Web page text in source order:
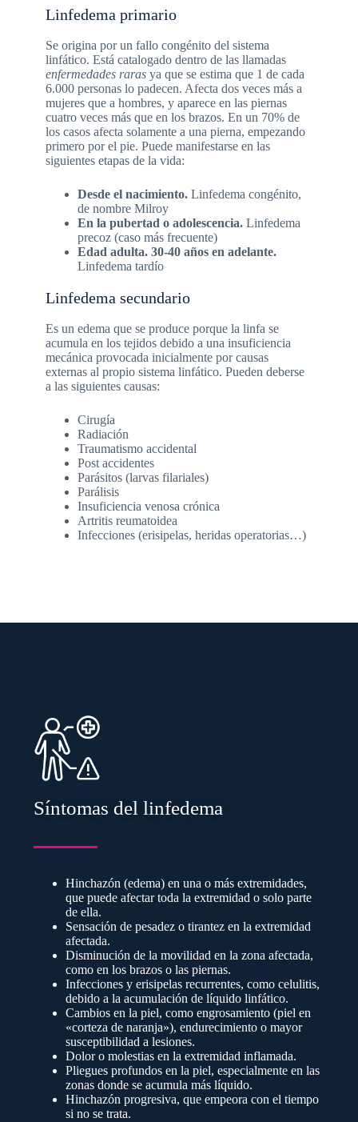
Linfedema primario
Se origina por un fallo congénito del sistema
linfático. Está catalogado dentro de las llamadas
enfermedades rarasya que se estima que 1 de cada
6.000 personas lo padecen. Afecta dos veces más a
mujeres que a hombres, y aparece en las piernas
cuatro veces más que en los brazos. En un 70% de
los casos afecta solamente a una pierna, empezando
primero por el pie. Puede manifestarse en las
siguientes etapas de la vida:
Desde el nacimiento.Linfedema congénito,
de nombre Milroy
En la pubertad o adolescencia.Linfedema
precoz (caso más frecuente)
Edad adulta. 30-40 años en adelante.
Linfedema tardío
Linfedema secundario
Es un edema que se produce porque la linfa se
acumula en los tejidos debido a una insuficiencia
mecánica provocada inicialmente por causas
externas al propio sistema linfático. Pueden deberse
a las siguientes causas:
Cirugía
Radiación
Traumatismo accidental
Post accidentes
Parásitos (larvas filariales)
Parálisis
Insuficiencia venosa crónica
Artritis reumatoidea
Infecciones (erisipelas, heridas operatorias…)
Síntomas del linfedema
Hinchazón (edema) en una o más extremidades,
que puede afectar toda la extremidad o solo parte
de ella.
Sensación de pesadez o tirantez en la extremidad
afectada.
Disminución de la movilidad en la zona afectada,
como en los brazos o las piernas.
Infecciones y erisipelas recurrentes, como celulitis,
debido a la acumulación de líquido linfático.
Cambios en la piel, como engrosamiento (piel en
«corteza de naranja»), endurecimiento o mayor
susceptibilidad a lesiones.
Dolor o molestias en la extremidad inflamada.
Pliegues profundos en la piel, especialmente en las
zonas donde se acumula más líquido.
Hinchazón progresiva, que empeora con el tiempo
si no se trata.